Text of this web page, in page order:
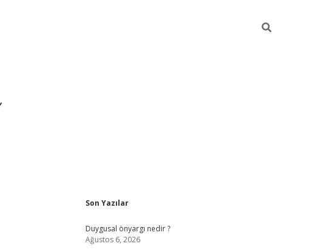
Sidebar
Son Yazılar
Duygusal önyargı nedir ?
Ağustos 6, 2026